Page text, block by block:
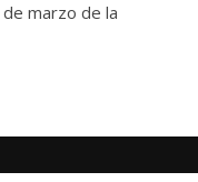
marzo de la